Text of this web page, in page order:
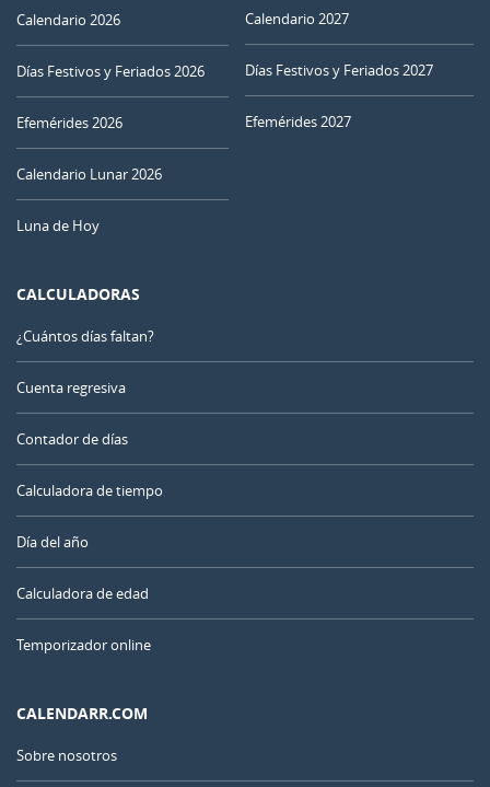
Calendario 2026
Días Festivos y Feriados 2026
Efemérides 2026
Calendario Lunar 2026
Luna de Hoy
Calendario 2027
Días Festivos y Feriados 2027
Efemérides 2027
CALCULADORAS
¿Cuántos días faltan?
Cuenta regresiva
Contador de días
Calculadora de tiempo
Día del año
Calculadora de edad
Temporizador online
CALENDARR.COM
Sobre nosotros